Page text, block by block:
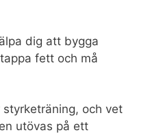
dig att bygga
fett och må
och vet
utövas på ett